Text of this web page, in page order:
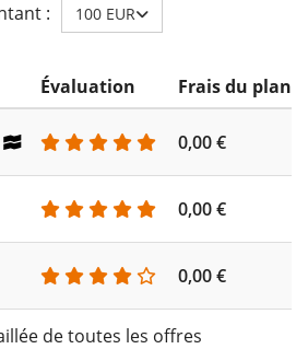
: 100 EUR
Évaluation Frais du plan
0,00 €
0,00 €
0,00 €
de toutes les offres